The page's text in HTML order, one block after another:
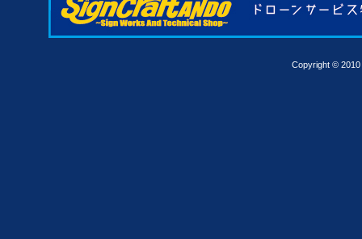
Copyright © 2010